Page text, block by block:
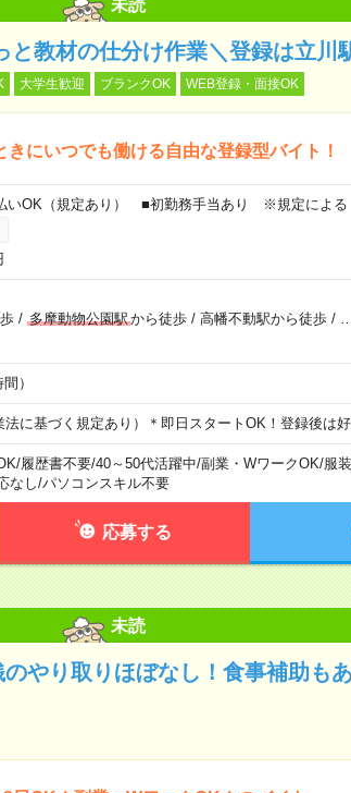
未読
と教材の仕分け作業＼登録は立川
大学生歓迎 ブランクOK WEB登録・面接OK
にいつでも働ける自由な登録型バイト！
OK（規定あり） ■初勤務手当あり ※規定による
/ 多摩動物公園駅から徒歩/ 高幡不動駅から徒歩/
）
法に基づく規定あり）＊即日スタートOK！登録後は
/履歴書不要/40～50代活躍中/副業・WワークOK/服
なし/パソコンスキル不要
応募する
未読
やり取りほぼなし！食事補助も